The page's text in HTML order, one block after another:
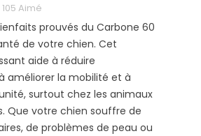
105 Aimé
prouvés du Carbone 60
de votre chien. Cet
aide à réduire
améliorer la mobilité et à
surtout chez les animaux
Que votre chien souffre de
de problèmes de peau ou